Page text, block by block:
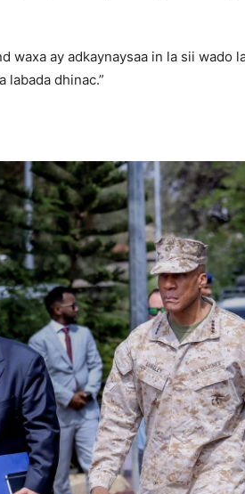
waxa ay adkaynaysaa in la sii wado
labada dhinac.”